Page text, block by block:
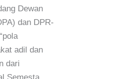
Dewan
dan DPR-
adil dan
dari